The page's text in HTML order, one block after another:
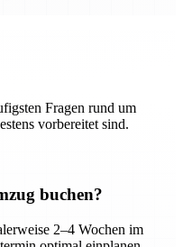
Fragen rund um
vorbereitet sind.
buchen?
2–4 Wochen im